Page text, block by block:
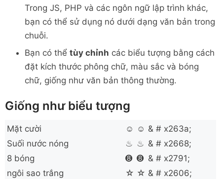
Trong JS, PHP và các ngôn ngữ lập trình khác,
bạn có thể sử dụng nó dưới dạng văn bản trong
chuỗi.
Bạn có thể tùy chỉnh các biểu tượng bằng cách
đặt kích thước phông chữ, màu sắc và bóng
chữ, giống như văn bản thông thường.
Giống như biểu tượng
Mặt cười ☺ ☺ & # x263a;
Suối nước nóng
♨ ♨ & # x2668;
8 bóng
➑ ➑ & # x2791;
ngôi sao trắng
☆ ☆ & # x2606;